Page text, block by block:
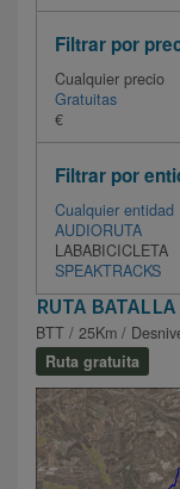
Filtrar por
Cualquier precio
Gratuitas
€
Filtrar por
Cualquier entidad
AUDIORUTA
LABABICICLETA
SPEAKTRACKS
RUTA
BTT / 25Km /
Ruta gratuita